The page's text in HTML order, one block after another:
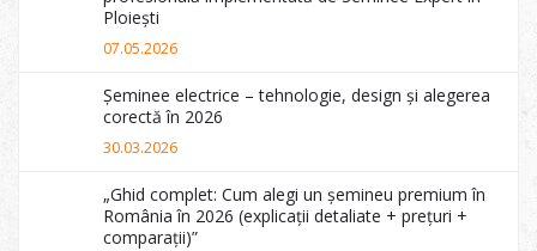
Ploiești
07.05.2026
Șeminee electrice – tehnologie, design și alegerea
corectă în 2026
30.03.2026
„Ghid complet: Cum alegi un șemineu premium în
România în 2026 (explicații detaliate + prețuri +
comparații)”